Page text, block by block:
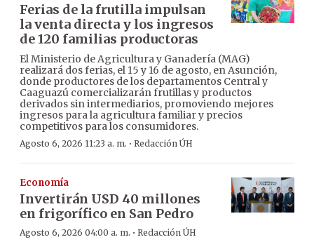
Ferias de la frutilla impulsan
la venta directa y los ingresos
de 120 familias productoras
El Ministerio de Agricultura y Ganadería (MAG)
realizará dos ferias, el 15 y 16 de agosto, en Asunción,
donde productores de los departamentos Central y
Caaguazú comercializarán frutillas y productos
derivados sin intermediarios, promoviendo mejores
ingresos para la agricultura familiar y precios
competitivos para los consumidores.
Agosto 6, 2026 11:23 a. m. · Redacción ÚH
Economía
Invertirán USD 40 millones
en frigorífico en San Pedro
Agosto 6, 2026 04:00 a. m. · Redacción ÚH